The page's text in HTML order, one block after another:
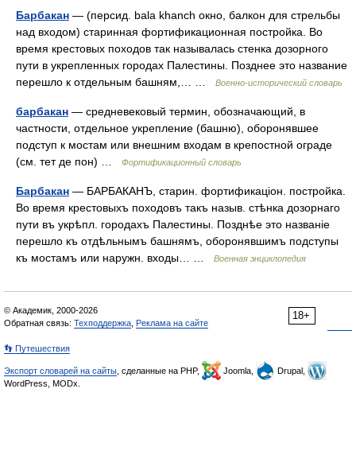
Барбакан — (персид. bala khanch окно, балкон для стрельбы
над входом) старинная фортификационная постройка. Во
время крестовых походов так называлась стенка дозорного
пути в укрепленных городах Палестины. Позднее это название
перешло к отдельным башням,… …
Военно-исторический словарь
барбакан — средневековый термин, обозначающий, в
частности, отдельное укрепление (башню), оборонявшее
подступ к мостам или внешним входам в крепостной ограде
(см. тет де пон) …
Фортификационный словарь
Барбакан — БАРБАКАНЪ, старин. фортификаціон. постройка.
Во время крестовыхъ походовъ такъ назыв. стѣнка дозорнаго
пути въ укрѣпл. городахъ Палестины. Позднѣе это названіе
перешло къ отдѣльнымъ башнямъ, оборонявшимъ подступы
къ мостамъ или наружн. входы… …
Военная энциклопедия
18+
© Академик, 2000-2026
Обратная связь: Техподдержка Реклама на сайте
👣 Путешествия
Экспорт словарей на сайты , сделанные на PHP, Joomla,
Drupal,
WordPress, MODx.